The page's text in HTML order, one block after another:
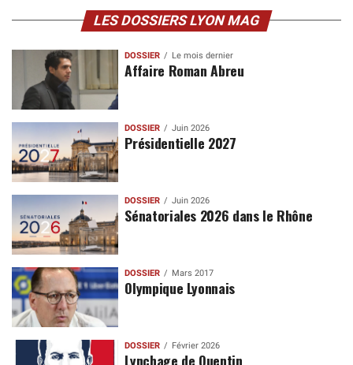
LES DOSSIERS LYON MAG
DOSSIER Le mois dernier
Affaire Roman Abreu
DOSSIER Juin 2026
Présidentielle 2027
DOSSIER Juin 2026
Sénatoriales 2026 dans le Rhône
DOSSIER Mars 2017
Olympique Lyonnais
DOSSIER Février 2026
Lynchage de Quentin